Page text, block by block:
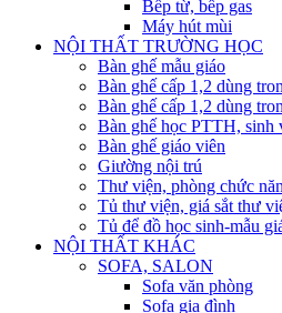
Bếp từ, bếp gas
Máy hút mùi
NỘI THẤT TRƯỜNG HỌC
Bàn ghế mẫu giáo
Bàn ghế cấp 1,2 dùng
Bàn ghế cấp 1,2 dùng
Bàn ghế học PTTH, sinh
Bàn ghế giáo viên
Giường nội trú
Thư viện, phòng chức
Tủ thư viện, giá sắt thư
Tủ để đồ học sinh-mẫu
NỘI THẤT KHÁC
SOFA, SALON
Sofa văn phòng
Sofa gia đình